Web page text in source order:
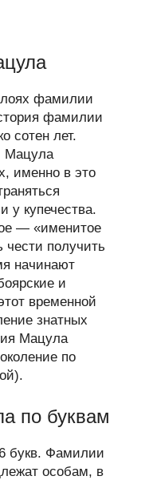
фамилии
фамилии
сотен лет.
Мацула
именно в это
купечества.
— «именитое
чести получить
начинают
и
временной
знатных
Мацула
по
по буквам
букв. Фамилии
особам, в